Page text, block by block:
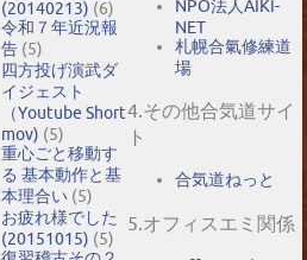
(20140213) (6)
令和７年近況報
告 (5)
四方投げ演武ダ
イジェスト
（Youtube Short
mov) (5)
重心ごと移動す
る 基本動作と基
本理合い (5)
お疲れ様でした
(20151015) (5)
NPO法人AIKI-
NET
札幌合氣修練道
場
4.その他合気道サイ
ト
合気道ねっと
5.オフィスエミ関係